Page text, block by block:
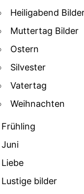
Heiligabend
Muttertag Bilder
Ostern
Silvester
Vatertag
Weihnachten
Frühling
Juni
Liebe
Lustige bilder